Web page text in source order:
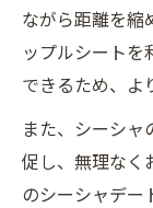
ながら距離を縮
ップルシート
できるため、よ
また、シーシ
促し、無理なく
のシーシャデー